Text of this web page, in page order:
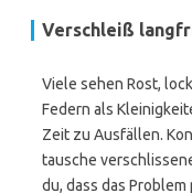
Verschleiß
Viele sehen Rost,
Federn als
Zeit zu Ausfällen.
tausche
du, dass das